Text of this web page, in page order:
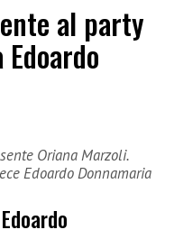
al party
Oriana Marzoli.
Edoardo Donnamaria